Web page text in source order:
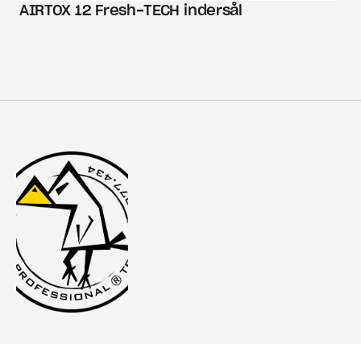
AIRTOX 12 Fresh-TECH indersål